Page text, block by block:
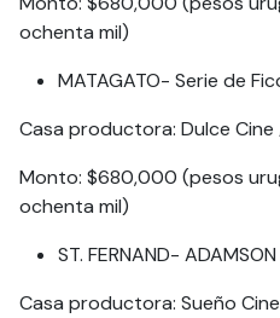
ochenta mil)
MATAGATO- Serie de
Casa productora: Dulce Cine
Monto: $680,000 (pesos
ochenta mil)
ST. FERNAND-
Casa productora: Sueño